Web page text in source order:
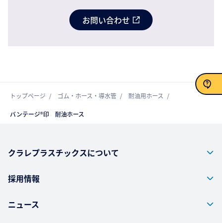
お問い合わせ
トップページ ゴム・ホース・導水管 耐油用ホース
バンテージ®印 耐油ホース
クラレプラスチックスについて
採用情報
ニュース